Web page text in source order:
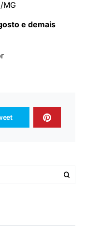
MG
e demais